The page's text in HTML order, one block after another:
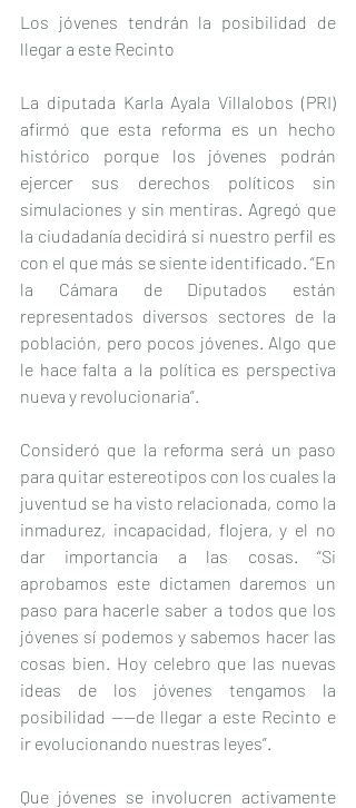
Los jóvenes tendrán la posibilidad de
llegar a este Recinto
La diputada Karla Ayala Villalobos (PRI)
afirmó que esta reforma es un hecho
histórico porque los jóvenes podrán
ejercer sus derechos políticos sin
simulaciones y sin mentiras. Agregó que
la ciudadanía decidirá si nuestro perfil es
con el que más se siente identificado. “En
la Cámara de Diputados están
representados diversos sectores de la
población, pero pocos jóvenes. Algo que
le hace falta a la política es perspectiva
nueva y revolucionaria”.
Consideró que la reforma será un paso
para quitar estereotipos con los cuales la
juventud se ha visto relacionada, como la
inmadurez, incapacidad, flojera, y el no
dar importancia a las cosas. “Si
aprobamos este dictamen daremos un
paso para hacerle saber a todos que los
jóvenes sí podemos y sabemos hacer las
cosas bien. Hoy celebro que las nuevas
ideas de los jóvenes tengamos la
posibilidad ----de llegar a este Recinto e
ir evolucionando nuestras leyes”.
Que jóvenes se involucren activamente